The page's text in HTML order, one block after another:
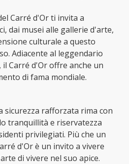
Carré d'Or ti invita a
dai musei alle gallerie d'arte,
culturale a questo
Adiacente al leggendario
Carré d'Or offre anche un
di fama mondiale.
sicurezza rafforzata rima con
tranquillità e riservatezza
privilegiati. Più che un
d'Or è un invito a vivere
di vivere nel suo apice.